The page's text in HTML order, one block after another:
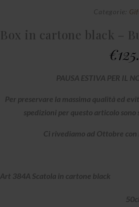
Categorie:
Box in cartone black –
€
PAUSA ESTIVA PER IL
Per preservare la massima qualità ed
spedizioni per questo articolo sono
Ci rivediamo ad Ottobre con
Art 384A Scatola in cartone black
50cl